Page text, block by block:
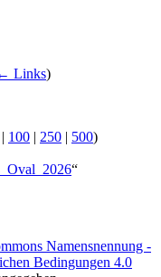
Links)
| 100 | 250 | 500)
“
Namensnennung -
Bedingungen 4.0